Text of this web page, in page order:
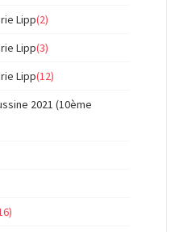
Lipp(2)
Lipp(3)
Lipp(12)
2021 (10ème